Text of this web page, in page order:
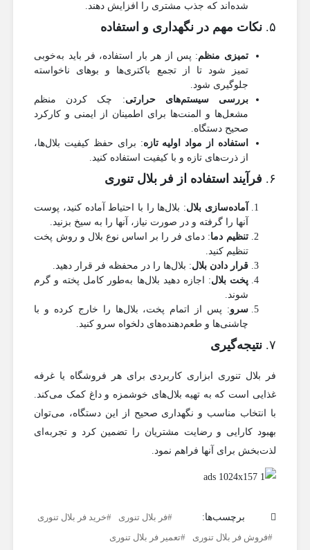
شده‌اند که جذب مشتری را افزایش دهند.
۵. نکات مهم در نگهداری و استفاده
تمیزی منظم: پس از هر بار استفاده، فر باید به‌خوبی
تمیز شود تا از تجمع باکتری‌ها و بوهای ناخواسته
جلوگیری شود.
بررسی سیستم‌های حرارتی : چک کردن منظم
مشعل‌ها و المنت‌ها برای اطمینان از ایمنی و کارکرد
صحیح دستگاه.
استفاده از مواد اولیه تازه: برای حفظ کیفیت بلال‌ها،
از ذرت‌های تازه و با کیفیت استفاده کنید.
۶. فرآیند استفاده از فر بلال تنوری
آماده‌سازی بلال: بلال‌ها را با احتیاط آماده کنید، پوست
آنها را گرفته و در صورت نیاز، آنها را به سیخ بزنید.
تنظیم دما: دمای فر را بر اساس نوع بلال و روش پخت
تنظیم کنید.
قرار دادن بلال: بلال‌ها را در محفظه فر قرار دهید.
پخت بلال: اجازه دهید بلال‌ها به‌طور کامل پخته و گرم
شوند.
سرو: پس از اتمام پخت، بلال‌ها را خارج کرده و با
چاشنی‌ها و طعم‌دهنده‌های دلخواه سرو کنید.
۷. نتیجه‌گیری
فر بلال تنوری ابزاری کاربردی برای هر فروشگاه یا غرفه
غذایی است که به تهیه بلال‌های خوشمزه و داغ کمک می‌کند.
با انتخاب مناسب و نگهداری صحیح از این دستگاه، می‌توان
بهبود کارایی و رضایت مشتریان را تضمین کرد و تجربه‌ای
لذت‌بخش برای آنها فراهم نمود.
برچسب‌ها: فر بلال تنوری
خرید فر بلال تنوری
فروش فر بلال تنوری
تعمیر فر بلال تنوری